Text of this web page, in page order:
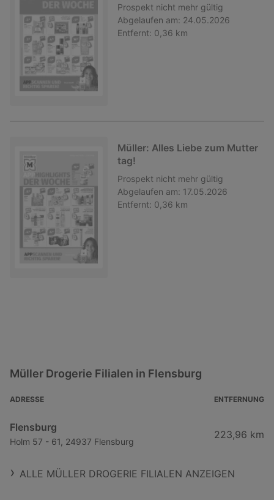
Prospekt nicht mehr gültig
Abgelaufen am: 24.05.2026
Entfernt: 0,36 km
Müller: Alles Liebe zum Mutter
tag!
Prospekt nicht mehr gültig
Abgelaufen am: 17.05.2026
Entfernt: 0,36 km
Müller Drogerie Filialen in Flensburg
ADRESSE ENTFERNUNG
Flensburg
Holm 57 - 61, 24937 Flensburg
223,96 km
ALLE MÜLLER DROGERIE FILIALEN ANZEIGEN